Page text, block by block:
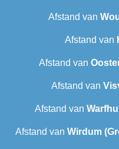
Afstand van
Afstand van
Afstand van
Afstand van
Afstand van
Afstand van Wirdum